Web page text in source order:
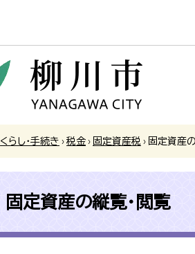
くらし・手続き › 税金 › 固定資産税 › 固定資産
固定資産の縦覧・閲覧